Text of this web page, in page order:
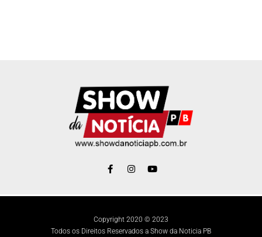
Copyright 2020 © 2023
Todos os Direitos Reservados a Show da Noticia PB